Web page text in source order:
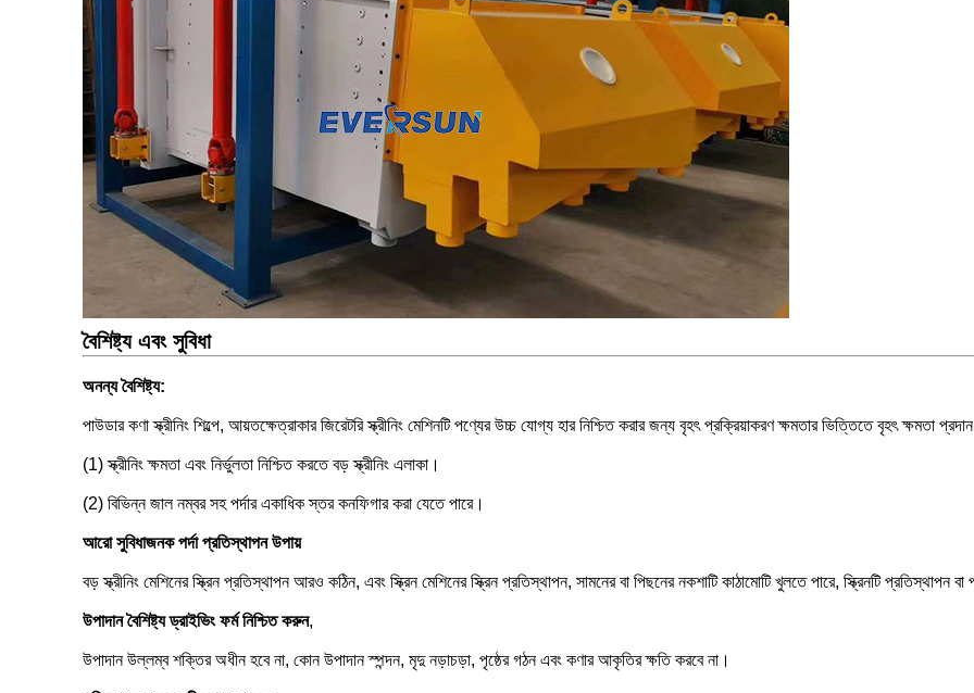
বৈশিষ্ট্য এবং সুবিধা
অনন্য বৈশিষ্ট্য:
পাউডার কণা স্ক্রীনিং শিল্পে, আয়তক্ষেত্রাকার জিরেটরি স্ক্রীনিং মেশিনটি পণ্যের উচ্চ যোগ্য হার নিশ্চিত করার জন্য বৃহৎ প্রক্রিয়াকরণ ক্ষমতার ভিত্তিতে বৃহৎ ক্ষমতা
(1) স্ক্রীনিং ক্ষমতা এবং নির্ভুলতা নিশ্চিত করতে বড় স্ক্রীনিং এলাকা।
(2) বিভিন্ন জাল নম্বর সহ পর্দার একাধিক স্তর কনফিগার করা যেতে পারে।
আরো সুবিধাজনক পর্দা প্রতিস্থাপন উপায়
বড় স্ক্রীনিং মেশিনের স্ক্রিন প্রতিস্থাপন আরও কঠিন, এবং স্ক্রিন মেশিনের স্ক্রিন প্রতিস্থাপন, সামনের বা পিছনের নকশাটি কাঠামোটি খুলতে পারে, স্ক্রিনটি প্রতিস্থাপন
উপাদান বৈশিষ্ট্য ড্রাইভিং ফর্ম নিশ্চিত করুন,
উপাদান উল্লম্ব শক্তির অধীন হবে না, কোন উপাদান স্পন্দন, মৃদু নড়াচড়া, পৃষ্ঠের গঠন এবং কণার আকৃতির ক্ষতি করবে না।